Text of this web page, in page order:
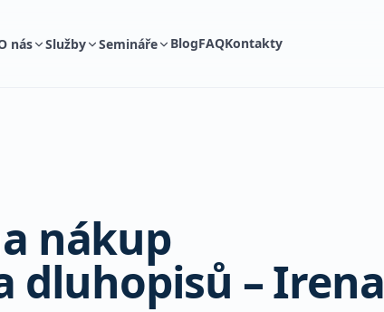
nás Služby Semináře BlogFAQKontakty
nákup
dluhopisů – Irena